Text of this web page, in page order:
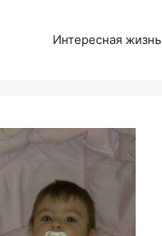
Интересная жизнь